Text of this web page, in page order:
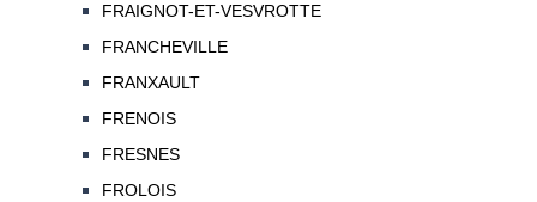
FRAIGNOT-ET-VESVROTTE
FRANCHEVILLE
FRANXAULT
FRENOIS
FRESNES
FROLOIS